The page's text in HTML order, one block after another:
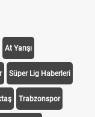
At Yarışı
Süper Lig Haberleri
Trabzonspor